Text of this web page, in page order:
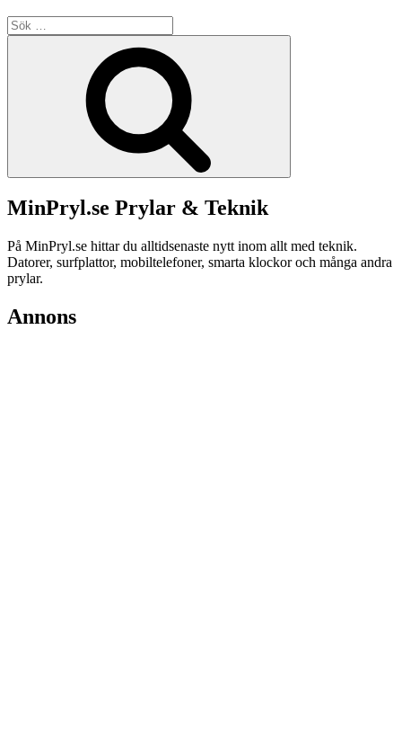
2.1”
Sök
efter:
MinPryl.se Prylar & Teknik
På MinPryl.se hittar du alltidsenaste nytt inom allt med teknik.
Datorer, surfplattor, mobiltelefoner, smarta klockor och många andra
prylar.
Annons